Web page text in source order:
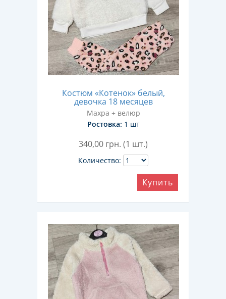
Костюм «Котенок» белый,
девочка 18 месяцев
Махра + велюр
Ростовка: 1 шт
340,00 грн. (1 шт.)
Количество:
Купить